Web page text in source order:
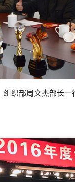
组织部周文杰部长一